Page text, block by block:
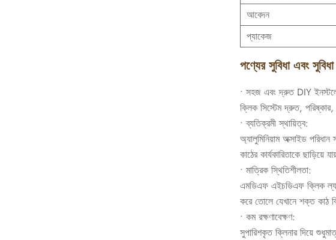
আবেদন
প্যাকেজ
পণ্যের সুবিধা এবং সুবিধা
• সহজ এবং দ্রুত DIY
ক্লিক সিস্টেম দ্রুত,
• ব্যতিক্রমী স্থায়িত্ব:
অ্যালুমিনিয়াম অক্সাইড
কাঠের কার্যকারিতাকে ছাড়িয়ে
• মাত্রিক স্থিতিশীলতা:
এমডিএফ এইচডিএফ ক্লিক
করে তোলে যেখানে শক্ত কাঠ
• কম রক্ষণাবেক্ষণ:
সুপারিশকৃত ক্লিনার দিয়ে